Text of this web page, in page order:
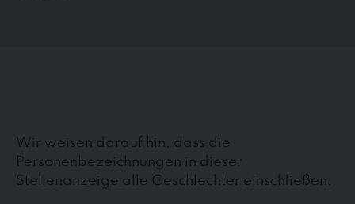
Wir weisen darauf hin, dass die
Personenbezeichnungen in dieser
Stellenanzeige alle Geschlechter einschließen.